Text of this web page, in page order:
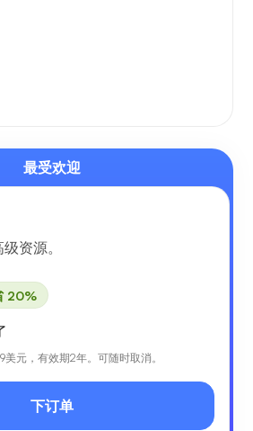
最受欢迎
资源。
20%
美元，有效期2年。可随时取消。
下订单